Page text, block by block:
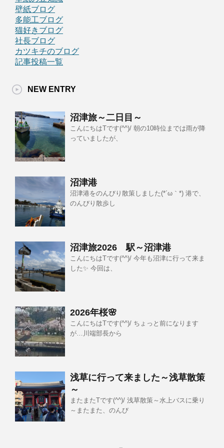
壁紙ブログ
多能工ブログ
猫好きブログ
社長ブログ
カツキチのブログ
記事投稿一覧
NEW ENTRY
沼津旅～二日目～
こんにちはTです(^^)/ 朝の10時位までは雨が降
っていましたが、
沼津港
沼津港をのんびり散策しました(*´ω｀*) 港で、
のんびり散歩し
沼津旅2026 駅～沼津港
こんにちはTです(^^)/ 今年も沼津に行って来ま
した✨ 今回は、
2026年桜🌸
こんにちはTです(^^)/ ちょっと前になります
が…川端部長から
浅草に行って来ました～浅草散策
～
またまたTです(^^)/ 浅草散策～水上バスに乗り
～またまた、のんび